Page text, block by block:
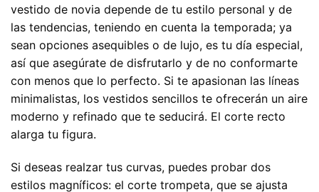
vestido de novia depende de tu estilo personal y de
las tendencias, teniendo en cuenta la temporada; ya
sean opciones asequibles o de lujo, es tu día especial,
así que asegúrate de disfrutarlo y de no conformarte
con menos que lo perfecto. Si te apasionan las líneas
minimalistas, los vestidos sencillos te ofrecerán un aire
moderno y refinado que te seducirá. El corte recto
alarga tu figura.
Si deseas realzar tus curvas, puedes probar dos
estilos magníficos: el corte trompeta, que se ajusta